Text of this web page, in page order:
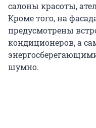
салоны красоты,
Кроме того, на
предусмотрены
кондиционеров, а
шумно.